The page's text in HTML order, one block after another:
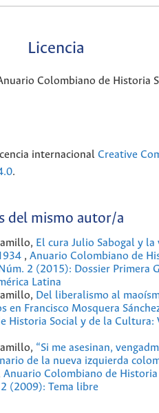
Licencia
Colombiano de Historia
internacional Creative
.
del mismo autor/a
El cura Julio Sabogal y
, Anuario Colombiano de
2 (2015): Dossier Primera
Latina
Del liberalismo al
en Francisco Mosquera
Historia Social y de la Cultura:
“Si me asesinan,
de la nueva izquierda
Anuario Colombiano de
(2009): Tema libre